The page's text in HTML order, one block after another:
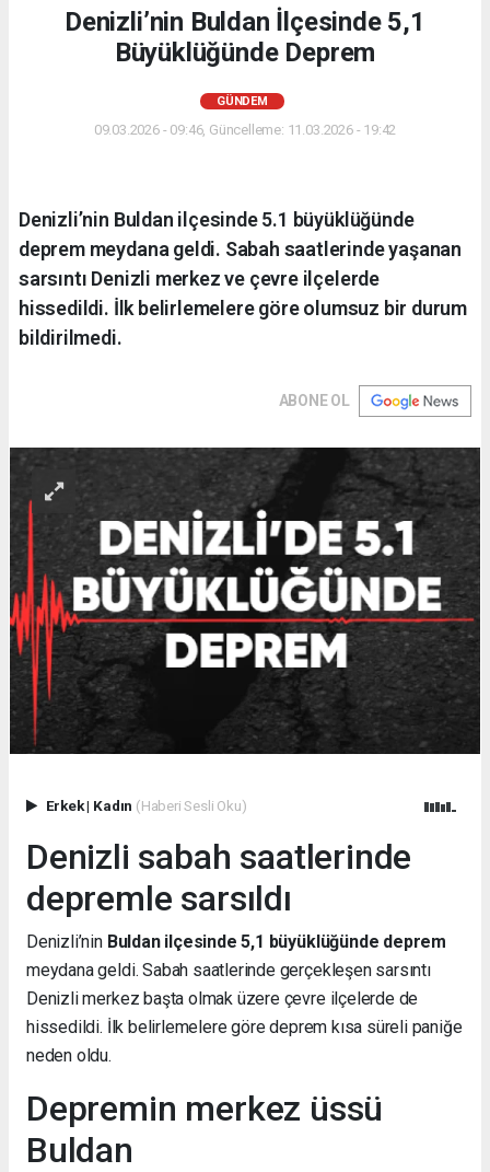
Denizli’nin Buldan İlçesinde 5,1
Büyüklüğünde Deprem
GÜNDEM
09.03.2026 - 09:46, Güncelleme: 11.03.2026 - 19:42
Denizli’nin Buldan ilçesinde 5.1 büyüklüğünde
deprem meydana geldi. Sabah saatlerinde yaşanan
sarsıntı Denizli merkez ve çevre ilçelerde
hissedildi. İlk belirlemelere göre olumsuz bir durum
bildirilmedi.
ABONE OL
Erkek| Kadın (Haberi Sesli Oku)
Denizli sabah saatlerinde
depremle sarsıldı
Denizli’nin Buldan ilçesinde 5,1 büyüklüğünde deprem
meydana geldi. Sabah saatlerinde gerçekleşen sarsıntı
Denizli merkez başta olmak üzere çevre ilçelerde de
hissedildi. İlk belirlemelere göre deprem kısa süreli paniğe
neden oldu.
Depremin merkez üssü
Buldan